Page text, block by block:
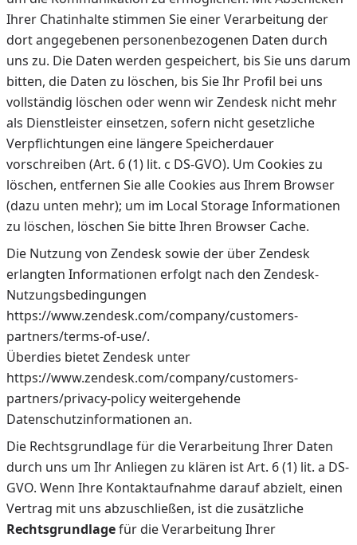
Ihrer Chatinhalte stimmen Sie einer Verarbeitung der
dort angegebenen personenbezogenen Daten durch
uns zu. Die Daten werden gespeichert, bis Sie uns darum
bitten, die Daten zu löschen, bis Sie Ihr Profil bei uns
vollständig löschen oder wenn wir Zendesk nicht mehr
als Dienstleister einsetzen, sofern nicht gesetzliche
Verpflichtungen eine längere Speicherdauer
vorschreiben (Art. 6 (1) lit. c DS-GVO). Um Cookies zu
löschen, entfernen Sie alle Cookies aus Ihrem Browser
(dazu unten mehr); um im Local Storage Informationen
zu löschen, löschen Sie bitte Ihren Browser Cache.
Die Nutzung von Zendesk sowie der über Zendesk
erlangten Informationen erfolgt nach den Zendesk-
Nutzungsbedingungen
https://www.zendesk.com/company/customers-
partners/terms-of-use/.
Überdies bietet Zendesk unter
https://www.zendesk.com/company/customers-
partners/privacy-policy weitergehende
Datenschutzinformationen an.
Die Rechtsgrundlage für die Verarbeitung Ihrer Daten
durch uns um Ihr Anliegen zu klären ist Art. 6 (1) lit. a DS-
GVO. Wenn Ihre Kontaktaufnahme darauf abzielt, einen
Vertrag mit uns abzuschließen, ist die zusätzliche
Rechtsgrundlagefür die Verarbeitung Ihrer